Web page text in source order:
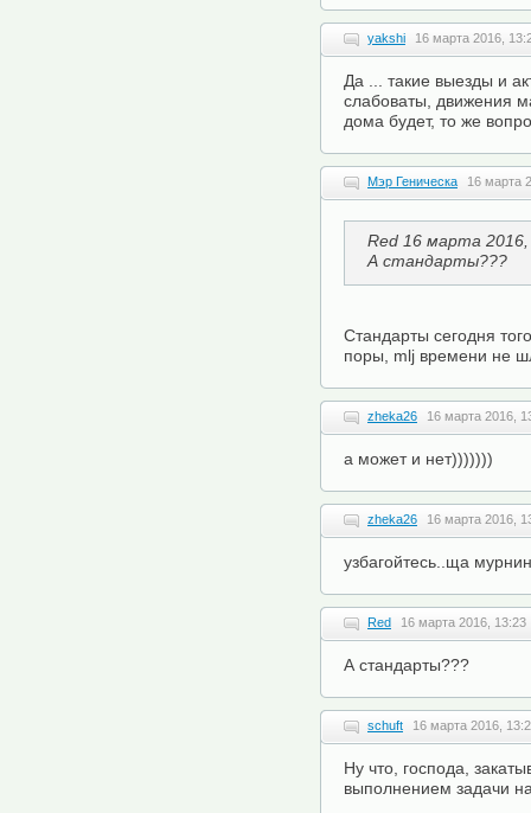
yakshi 16 марта 2016,
Да ... такие выезды и
слабоваты, движения
дома будет, то же
Мэр Геническа 16 марта
Red 16 марта 2016,
А стандарты???
Стандарты сегодня
поры, mlj времени не
zheka26 16 марта 2016,
а может и нет)))))))
zheka26 16 марта 2016,
узбагойтесь..ща
Red 16 марта 2016, 13:23
А стандарты???
schuft 16 марта 2016,
Ну что, господа,
выполнением задачи